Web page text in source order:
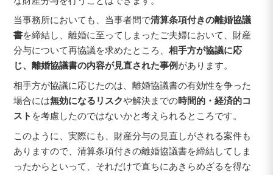
当事務所においても、当事者間で清算条項付きの離婚協議
書を締結し、離婚に至ってしまったご夫婦において、財産
分与について再協議を求めたところ、相手方が協議に応
じ、離婚協議書の内容が見直された事例 があります。
相手方が協議に応じたのは、離婚協議書の有効性を争った
場合には無効になるリスクや解決までの時間的・経済的コ
スト を考慮したのではないかと考えられるところです。
このように、実際にも、財産分与の見直しがされる案件も
ありますので、清算条項付きの離婚協議書を締結してしま
ったからといって、それだけで直ちにあきらめざるを得な